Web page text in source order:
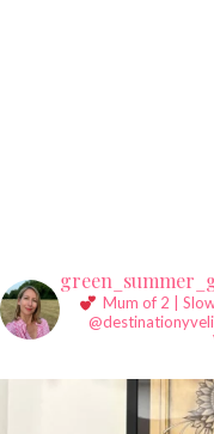
Mum of 2 |